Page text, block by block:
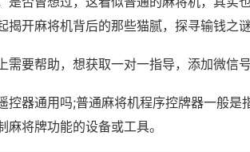
揭开麻将机背后的那些猫腻，探寻输钱之谜
需要帮助，想获取一对一指导，添加微信
控器通用吗;普通麻将机程序控牌器一般
麻将牌功能的设备或工具。